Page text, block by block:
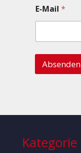
E-Mail *
Absenden
Kategorie